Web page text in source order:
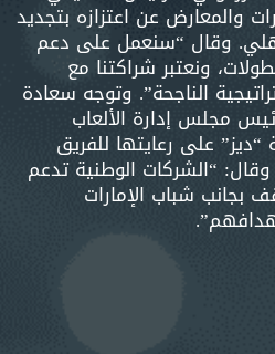
والمعارض عن اعتزازه بتجديد
وقال “سنعمل على دعم
ونعتبر شراكتنا مع
الناجحة”. وتوجه سعادة
مجلس إدارة الألعاب
على رعايتها للفريق
“الشركات الوطنية تدعم
بجانب شباب الإمارات